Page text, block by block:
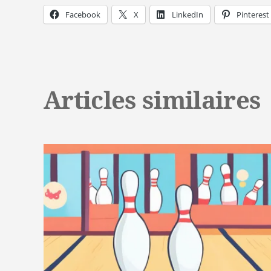
Facebook X LinkedIn Pinterest
Articles similaires